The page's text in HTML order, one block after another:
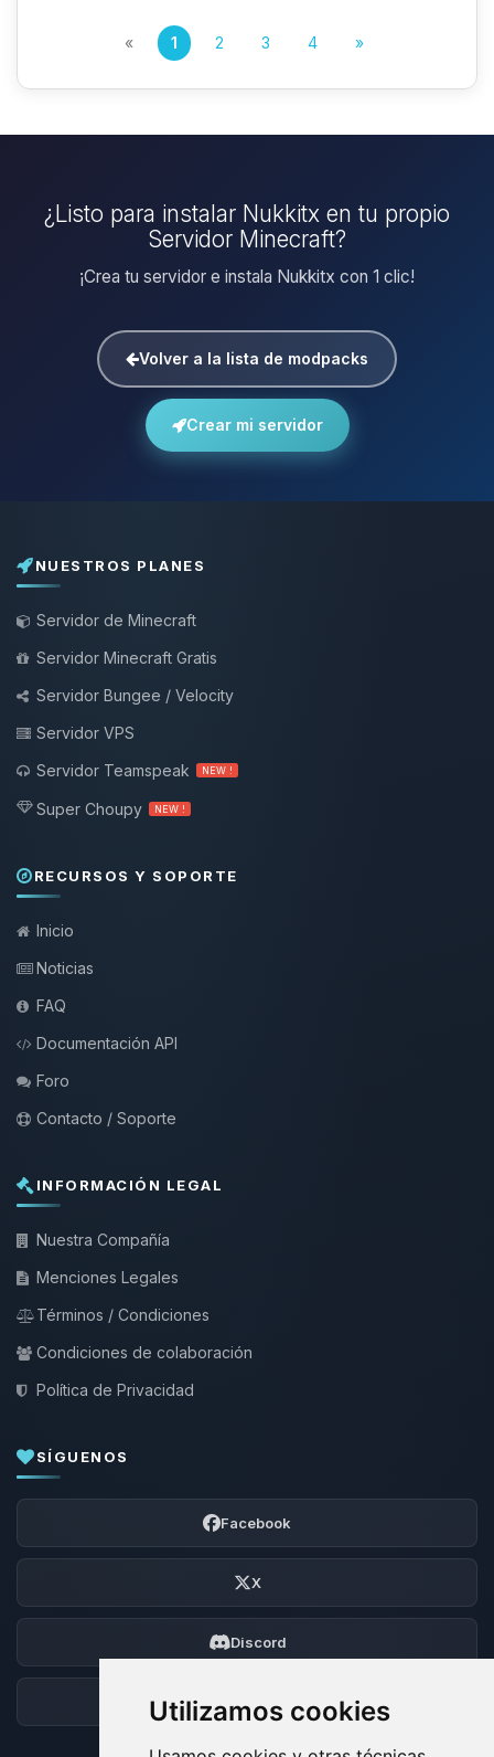
Utilizamos cookies
« 1 2 3 4 »
¿Listo para instalar Nukkitx en tu propio
Servidor Minecraft?
¡Crea tu servidor e instala Nukkitx con 1 clic!
Volver a la lista de modpacks
Crear mi servidor
NUESTROS PLANES
Servidor de Minecraft
Servidor Minecraft Gratis
Servidor Bungee / Velocity
Servidor VPS
Servidor Teamspeak
NEW !
Super Choupy NEW !
RECURSOS Y SOPORTE
Inicio
Noticias
FAQ
Documentación API
Foro
Contacto / Soporte
INFORMACIÓN LEGAL
Nuestra Compañía
Menciones Legales
Términos / Condiciones
Condiciones de colaboración
Política de Privacidad
SÍGUENOS
Facebook
X
Discord
Foro